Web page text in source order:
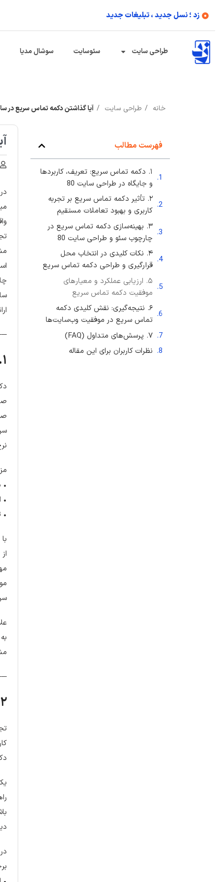
زد ؛ نسل جدید ، تبلیغات جدید
طراحی سایت سئوسایت سوشال مدیا
خانه طراحی سایت آیا گذاشتن دکمه تماس سریع در
فهرست مطالب
۱. دکمه تماس سریع: تعریف، کاربردها
و جایگاه در طراحی سایت 80
۲. تأثیر دکمه تماس سریع بر تجربه
کاربری و بهبود تعاملات مستقیم
۳. بهینه‌سازی دکمه تماس سریع در
چارچوب سئو و طراحی سایت 80
۴. نکات کلیدی در انتخاب محل
قرارگیری و طراحی دکمه تماس سریع
۵. ارزیابی عملکرد و معیارهای
موفقیت دکمه تماس سریع
۶. نتیجه‌گیری: نقش کلیدی دکمه
تماس سریع در موفقیت وب‌سایت‌ها
۷. پرسش‌های متداول (FAQ)
نظرات کاربران برای این مقاله
۱. دکمه تماس سریع: تعریف، کاربردها و جایگاه در طراحی سایت 80
•
•
•
۲. تأثیر دکمه تماس سریع بر تجربه کاربری و بهبود تعاملات مستقیم